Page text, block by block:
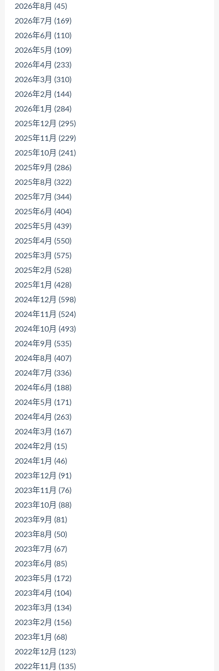
2026年8月 (45)
2026年7月 (169)
2026年6月 (110)
2026年5月 (109)
2026年4月 (233)
2026年3月 (310)
2026年2月 (144)
2026年1月 (284)
2025年12月 (295)
2025年11月 (229)
2025年10月 (241)
2025年9月 (286)
2025年8月 (322)
2025年7月 (344)
2025年6月 (404)
2025年5月 (439)
2025年4月 (550)
2025年3月 (575)
2025年2月 (528)
2025年1月 (428)
2024年12月 (598)
2024年11月 (524)
2024年10月 (493)
2024年9月 (535)
2024年8月 (407)
2024年7月 (336)
2024年6月 (188)
2024年5月 (171)
2024年4月 (263)
2024年3月 (167)
2024年2月 (15)
2024年1月 (46)
2023年12月 (91)
2023年11月 (76)
2023年10月 (88)
2023年9月 (81)
2023年8月 (50)
2023年7月 (67)
2023年6月 (85)
2023年5月 (172)
2023年4月 (104)
2023年3月 (134)
2023年2月 (156)
2023年1月 (68)
2022年12月 (123)
2022年11月 (135)